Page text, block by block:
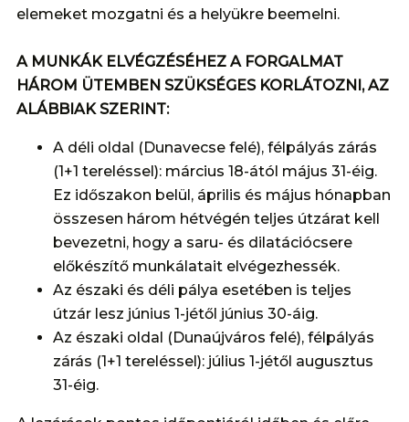
elemeket mozgatni és a helyükre beemelni.
A MUNKÁK ELVÉGZÉSÉHEZ A FORGALMAT
HÁROM ÜTEMBEN SZÜKSÉGES KORLÁTOZNI, AZ
ALÁBBIAK SZERINT:
A déli oldal (Dunavecse felé), félpályás zárás
(1+1 tereléssel): március 18-ától május 31-éig.
Ez időszakon belül, április és május hónapban
összesen három hétvégén teljes útzárat kell
bevezetni, hogy a saru- és dilatációcsere
előkészítő munkálatait elvégezhessék.
Az északi és déli pálya esetében is teljes
útzár lesz június 1-jétől június 30-áig.
Az északi oldal (Dunaújváros felé), félpályás
zárás (1+1 tereléssel): július 1-jétől augusztus
31-éig.